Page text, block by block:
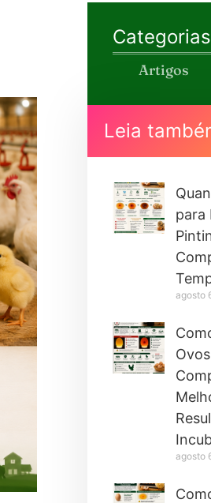
Categorias
Artigos
Leia
para
agosto
agosto